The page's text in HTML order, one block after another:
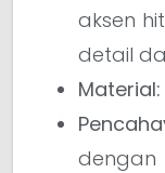
aksen
detail
Material: